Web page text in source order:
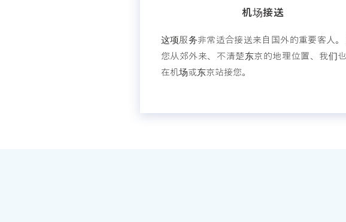
机场接送
这项服务非常适合接送来自国外的重要客人
您从郊外来、不清楚东京的地理位置、我们
在机场或东京站接您。